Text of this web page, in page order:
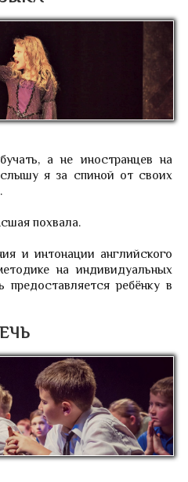
а не иностранцев на
я за спиной от своих
похвала.
и интонации английского
на индивидуальных
ребёнку в